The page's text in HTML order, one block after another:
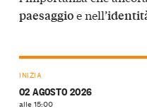
paesaggioe nell’
INIZIA
02 AGOSTO 2026
alle 15:00